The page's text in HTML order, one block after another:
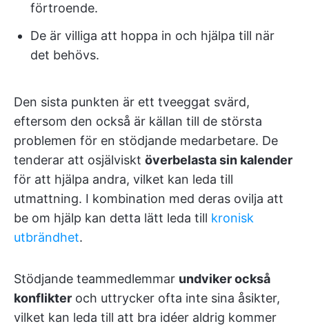
förtroende.
De är villiga att hoppa in och hjälpa till när
det behövs.
Den sista punkten är ett tveeggat svärd,
eftersom den också är källan till de största
problemen för en stödjande medarbetare. De
tenderar att osjälviskt överbelasta sin kalender
för att hjälpa andra, vilket kan leda till
utmattning. I kombination med deras ovilja att
be om hjälp kan detta lätt leda till kronisk
utbrändhet.
Stödjande teammedlemmar undviker också
konflikter och uttrycker ofta inte sina åsikter,
vilket kan leda till att bra idéer aldrig kommer